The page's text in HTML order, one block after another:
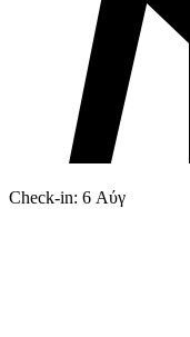
Check-in: 6 Αύγ